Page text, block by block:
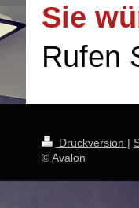
Sie
Rufen
Druckversion |
© Avalon